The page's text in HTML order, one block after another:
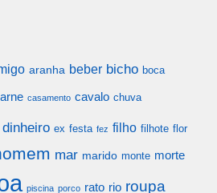
aranha beber bicho boca
casamento cavalo chuva
dinheiro ex festa fez filho filhote flor
mar marido monte morte
piscina porco rato rio roupa